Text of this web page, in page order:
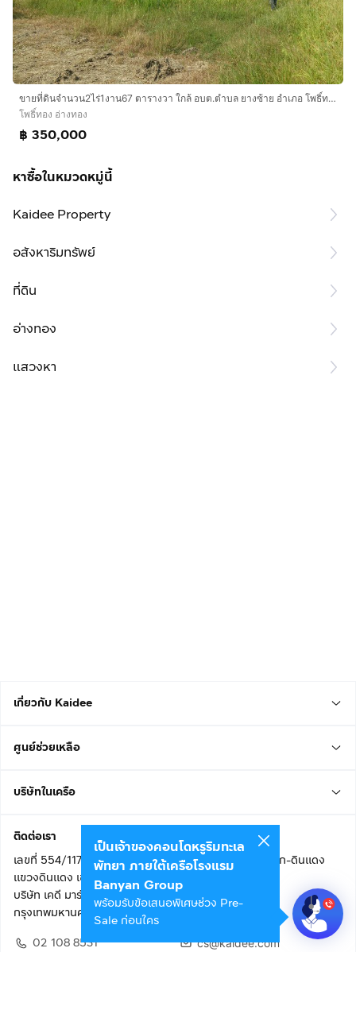
ขายที่ดินจำนวน2ไร่1งาน67 ตารางวา ใกล้ อบต.ตำบล ยางซ้าย อำเภอ โพธิ์ทอง อ่างทอง
โพธิ์ทอง อ่างทอง
฿ 350,000
หาซื้อในหมวดหมู่นี้
Kaidee Property
อสังหาริมทรัพย์
ที่ดิน
อ่างทอง
แสวงหา
เกี่ยวกับ Kaidee
ศูนย์ช่วยเหลือ
บริษัทในเครือ
ติดต่อเรา
เลขที่ 554/117 อาคารสกายไนน์ เซ็นเตอร์ ชั้น 22 ถนนอโศก-ดินแดง
แขวงดินแดง เขตดินแดง
บริษัท เคดี มาร์เก็ตเพลส จำกัด (สำนักงานใหญ่)
กรุงเทพมหานคร 10400
02 108 8531
cs@kaidee.com
เป็นเจ้าของคอนโดหรูริมทะเล
พัทยา ภายใต้เครือโรงแรม
Banyan Group
พร้อมรับข้อเสนอพิเศษช่วง Pre-
Sale ก่อนใคร